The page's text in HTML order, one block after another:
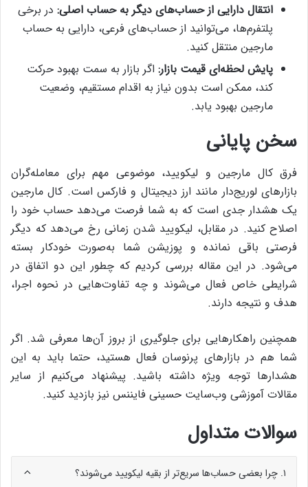
انتقال دارایی از حساب‌های دیگر به حساب اصلی: در برخی
پلتفرم‌ها، می‌توانید از حساب‌های فرعی، دارایی به حساب
مارجین منتقل کنید.
پایش لحظه‌ای قیمت بازار: اگر بازار به سمت بهبود حرکت
کند، ممکن است بدون نیاز به اقدام مستقیم، وضعیت
مارجین بهبود یابد.
سخن پایانی
فرق کال مارجین و لیکویید، موضوعی مهم برای معامله‌گران
بازارهای لوریج‌دار مانند ارز دیجیتال و فارکس است. کال مارجین
یک هشدار جدی است که به شما فرصت می‌دهد حساب خود را
اصلاح کنید. در مقابل، لیکویید شدن زمانی رخ می‌دهد که دیگر
فرصتی باقی نمانده و پوزیشن شما به‌صورت خودکار بسته
می‌شود. در این مقاله بررسی کردیم که چطور این دو اتفاق در
شرایطی خاص فعال می‌شوند و چه تفاوت‌هایی در نحوه اجرا،
هدف و نتیجه دارند.
همچنین راهکارهایی برای جلوگیری از بروز آن‌ها معرفی شد. اگر
شما هم در بازارهای پرنوسان فعال هستید، حتما باید به این
هشدارها توجه ویژه داشته باشید. پیشنهاد می‌کنیم از سایر
مقالات آموزشی وب‌سایت حسینی فایننس نیز بازدید کنید.
سوالات متداول
۱. چرا بعضی حساب‌ها سریع‌تر از بقیه لیکویید می‌شوند؟